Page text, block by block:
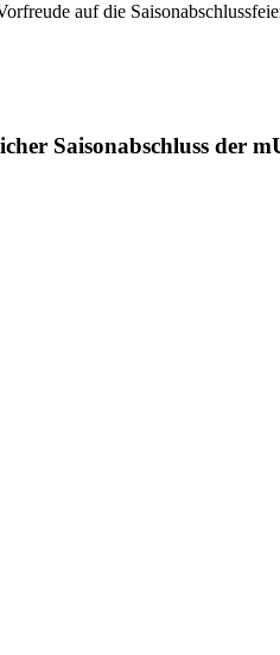
auf die
Saisonabschluss der